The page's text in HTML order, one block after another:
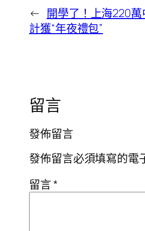
← 開學了！上海220
計獲“年夜禮包”
留言
發佈留言
發佈留言必須填寫的電
留言*